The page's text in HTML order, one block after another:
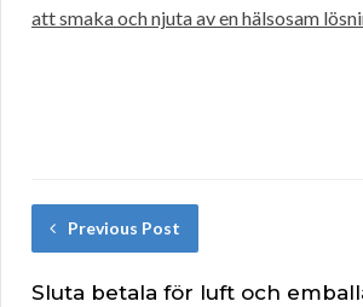
att smaka och njuta av en hälsosam
Previous Post
Sluta betala för luft och